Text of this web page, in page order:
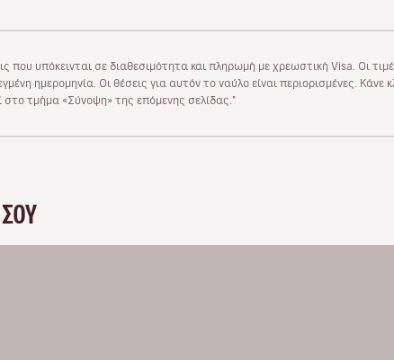
που υπόκεινται σε διαθεσιμότητα και πληρωμή με χρεωστική Visa. Οι
ημερομηνία. Οι θέσεις για αυτόν το ναύλο είναι περιορισμένες.
στο τμήμα «Σύνοψη» της επόμενης σελίδας."